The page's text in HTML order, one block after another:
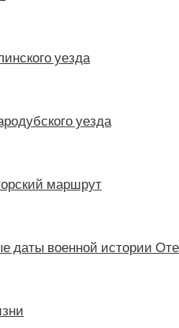
уезда
уезда
маршрут
даты военной истории